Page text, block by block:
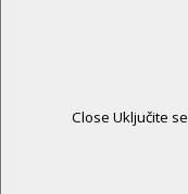
Close Uključite se